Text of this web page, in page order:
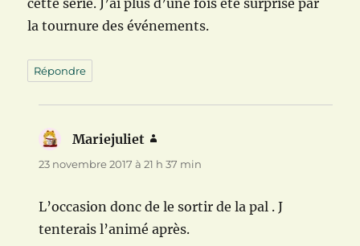
la tournure des événements.
Répondre
Mariejuliet
23 novembre 2017 à 21 h 37 min
L’occasion donc de le sortir de la pal . J
tenterais l’animé après.